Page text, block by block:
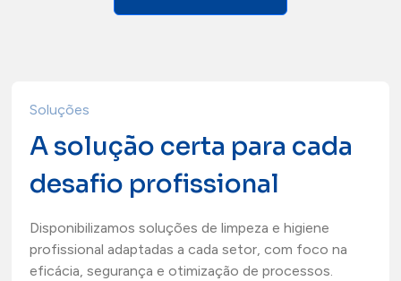
Soluções
A solução certa para cada
desafio profissional
Disponibilizamos soluções de limpeza e higiene
profissional adaptadas a cada setor, com foco na
eficácia, segurança e otimização de processos.